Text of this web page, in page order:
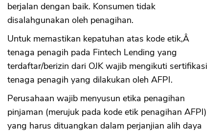
berjalan dengan baik. Konsumen tidak
disalahgunakan oleh penagihan.
Untuk memastikan kepatuhan atas kode etik,Â
tenaga penagih pada Fintech Lending yang
terdaftar/berizin dari OJK wajib mengikuti sertifikasi
tenaga penagih yang dilakukan oleh AFPI.
Perusahaan wajib menyusun etika penagihan
pinjaman (merujuk pada kode etik penagihan AFPI)
yang harus dituangkan dalam perjanjian alih daya